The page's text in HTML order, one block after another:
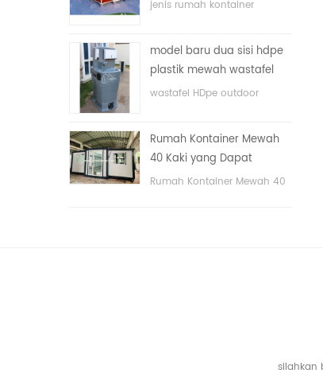
jenis rumah kontainer
kamar tidur, satu kamar
mandi dan dengan sistem
listrik.
model baru dua sisi hdpe
plastik mewah wastafel
kamar mandi umum
wastafel HDpe outdoor
nbsp;
Rumah Kontainer Mewah
40 Kaki yang Dapat
Diperluas Dengan Tiga
Rumah Kontainer Mewah 40
silahkan